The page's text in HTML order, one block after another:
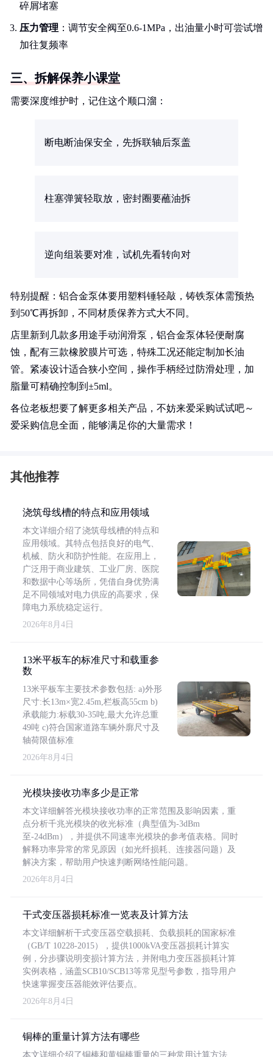
碎屑堵塞
压力管理 ：调节安全阀至0.6-1MPa，出油量小时可尝试增
加往复频率
三、拆解保养小课堂
需要深度维护时，记住这个顺口溜：
断电断油保安全，先拆联轴后泵盖
柱塞弹簧轻取放，密封圈要蘸油拆
逆向组装要对准，试机先看转向对
特别提醒：铝合金泵体要用塑料锤轻敲，铸铁泵体需预热
到50℃再拆卸，不同材质保养方式大不同。
店里新到几款多用途手动润滑泵，铝合金泵体轻便耐腐
蚀，配有三款橡胶膜片可选，特殊工况还能定制加长油
管。紧凑设计适合狭小空间，操作手柄经过防滑处理，加
脂量可精确控制到±5ml。
各位老板想要了解更多相关产品，不妨来爱采购试试吧～
爱采购信息全面，能够满足你的大量需求！
其他推荐
浇筑母线槽的特点和应用领域
本文详细介绍了浇筑母线槽的特点和
应用领域。其特点包括良好的电气、
机械、防火和防护性能。在应用上，
广泛用于商业建筑、工业厂房、医院
和数据中心等场所，凭借自身优势满
足不同领域对电力供应的高要求，保
障电力系统稳定运行。
2026年8月4日
13米平板车的标准尺寸和载重参
数
13米平板车主要技术参数包括: a)外形
尺寸:长13m×宽2.45m,栏板高55cm b)
承载能力:标载30-35吨,最大允许总重
49吨 c)符合国家道路车辆外廓尺寸及
轴荷限值标准
2026年8月4日
光模块接收功率多少是正常
本文详细解答光模块接收功率的正常范围及影响因素，重
点分析千兆光模块的收光标准（典型值为-3dBm
至-24dBm），并提供不同速率光模块的参考值表格。同时
解释功率异常的常见原因（如光纤损耗、连接器问题）及
解决方案，帮助用户快速判断网络性能问题。
2026年8月4日
干式变压器损耗标准一览表及计算方法
本文详细解析干式变压器空载损耗、负载损耗的国家标准
（GB/T 10228-2015），提供1000kVA变压器损耗计算实
例，分步骤说明变损计算方法，并附电力变压器损耗计算
实例表格，涵盖SCB10/SCB13等常见型号参数，指导用户
快速掌握变压器能效评估要点。
2026年8月4日
铜棒的重量计算方法有哪些
本文详细介绍了铜棒和黄铜棒重量的三种常用计算方法